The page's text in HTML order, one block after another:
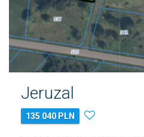
Jeruzal
135 040 PLN